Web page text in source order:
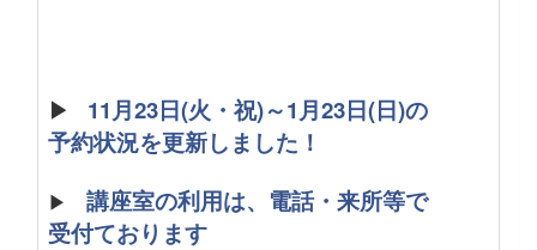
▶
11月23日(火・祝)～1月23日(日)の
予約状況を更新しました！
▶ 講座室の利用は、電話・来所等で
受付ております